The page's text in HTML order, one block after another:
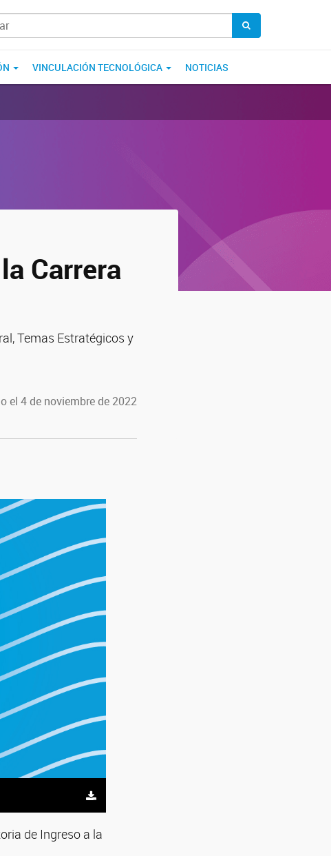
VINCULACIÓN TECNOLÓGICA NOTICIAS
Carrera
Temas Estratégicos y
el 4 de noviembre de 2022
de Ingreso a la